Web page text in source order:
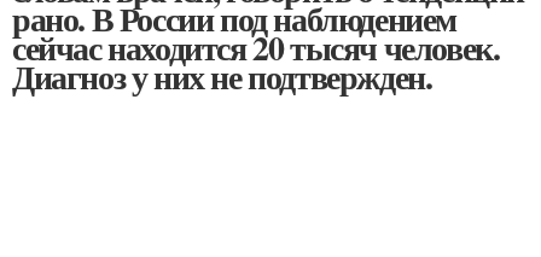
рано. В России под наблюдением
сейчас находится 20 тысяч человек.
Диагноз у них не подтвержден.